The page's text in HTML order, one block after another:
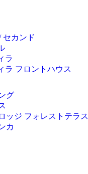
セカンド
ラ
ラ フロントハウス
グ
ッジ フォレストテラス
カ